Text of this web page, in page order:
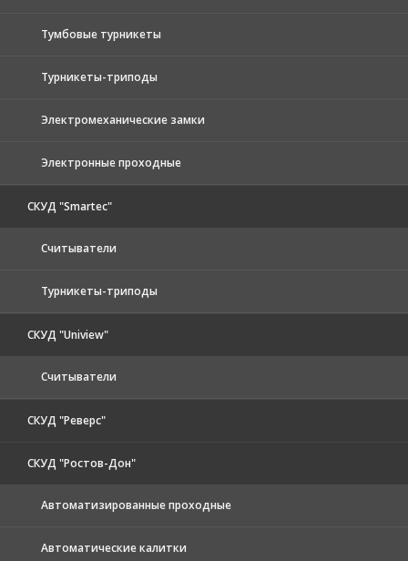
Тумбовые турникеты
Турникеты-триподы
Электромеханические замки
Электронные проходные
СКУД "Smartec"
Считыватели
Турникеты-триподы
СКУД "Uniview"
Считыватели
СКУД "Реверс"
СКУД "Ростов-Дон"
Автоматизированные проходные
Автоматические калитки